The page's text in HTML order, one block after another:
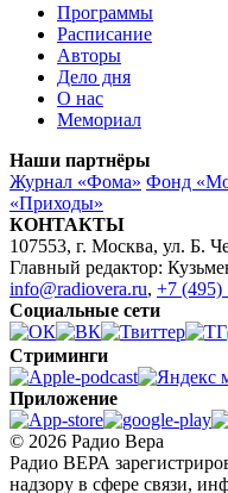
Программы
Расписание
Авторы
Дело дня
О нас
Мемориал
Наши партнёры
Журнал «Фома» Фонд
«Приходы»
КОНТАКТЫ
107553, г. Москва, ул. Б.
Главный редактор:
info@radiovera.ru, +7 (495)
Социальные сети
Стриминги
Приложение
© 2026 Радио Вера
Радио ВЕРА
надзору в сфере связи,